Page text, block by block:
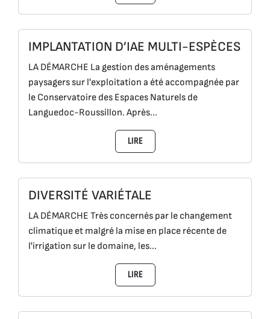
IMPLANTATION D’IAE MULTI-ESPÈCES
LA DÉMARCHE La gestion des aménagements
paysagers sur l'exploitation a été accompagnée par
le Conservatoire des Espaces Naturels de
Languedoc-Roussillon. Après...
LIRE
DIVERSITÉ VARIÉTALE
LA DÉMARCHE Très concernés par le changement
climatique et malgré la mise en place récente de
l'irrigation sur le domaine, les...
LIRE